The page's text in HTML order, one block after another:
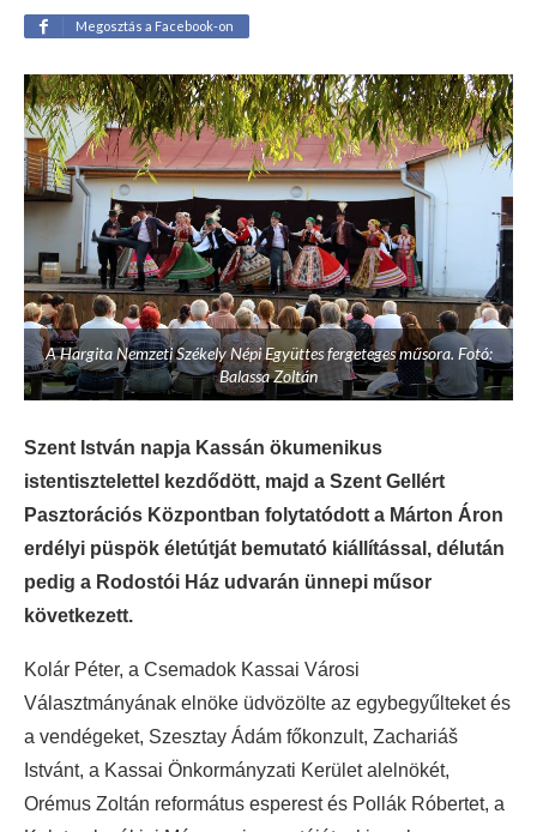
Megosztás a Facebook-on
A Hargita Nemzeti Székely Népi Együttes fergeteges műsora. Fotó:
Balassa Zoltán
Szent István napja Kassán ökumenikus
istentisztelettel kezdődött, majd a Szent Gellért
Pasztorációs Központban folytatódott a Márton Áron
erdélyi püspök életútját bemutató kiállítással, délután
pedig a Rodostói Ház udvarán ünnepi műsor
következett.
Kolár Péter, a Csemadok Kassai Városi
Választmányának elnöke üdvözölte az egybegyűlteket és
a vendégeket, Szesztay Ádám főkonzult, Zachariáš
Istvánt, a Kassai Önkormányzati Kerület alelnökét,
Orémus Zoltán református esperest és Pollák Róbertet, a